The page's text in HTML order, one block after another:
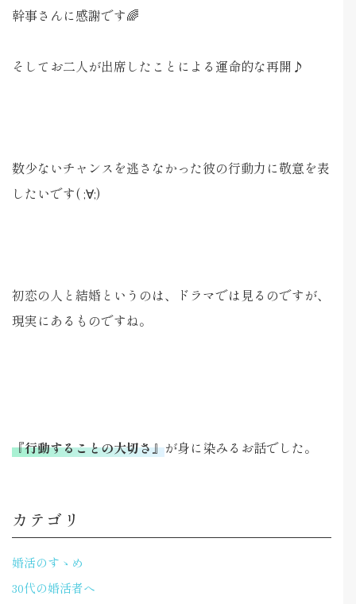
幹事さんに感謝です🌈
そしてお二人が出席したことによる運命的な再開♪
数少ないチャンスを逃さなかった彼の行動力に敬意を表
したいです( ;∀;)
初恋の人と結婚というのは、ドラマでは見るのですが、
現実にあるものですね。
『行動することの大切さ』が身に染みるお話でした。
カテゴリ
婚活のすゝめ
30代の婚活者へ